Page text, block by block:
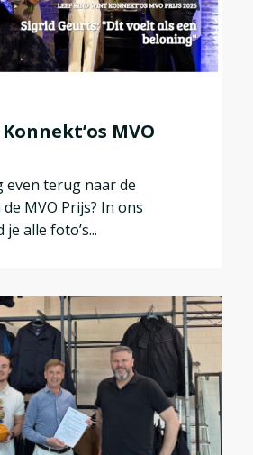
MVO
even terug naar de
MVO Prijs? In ons
alle foto’s...